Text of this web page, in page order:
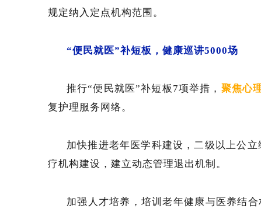
规定纳入定点机构范围。
“便民就医”补短板，健康巡讲5000场
推行“便民就医”补短板7项举措， 聚焦心
复护理服务网络。
加快推进老年医学科建设，二级以上公
疗机构建设，建立动态管理退出机制。
加强人才培养，培训老年健康与医养结